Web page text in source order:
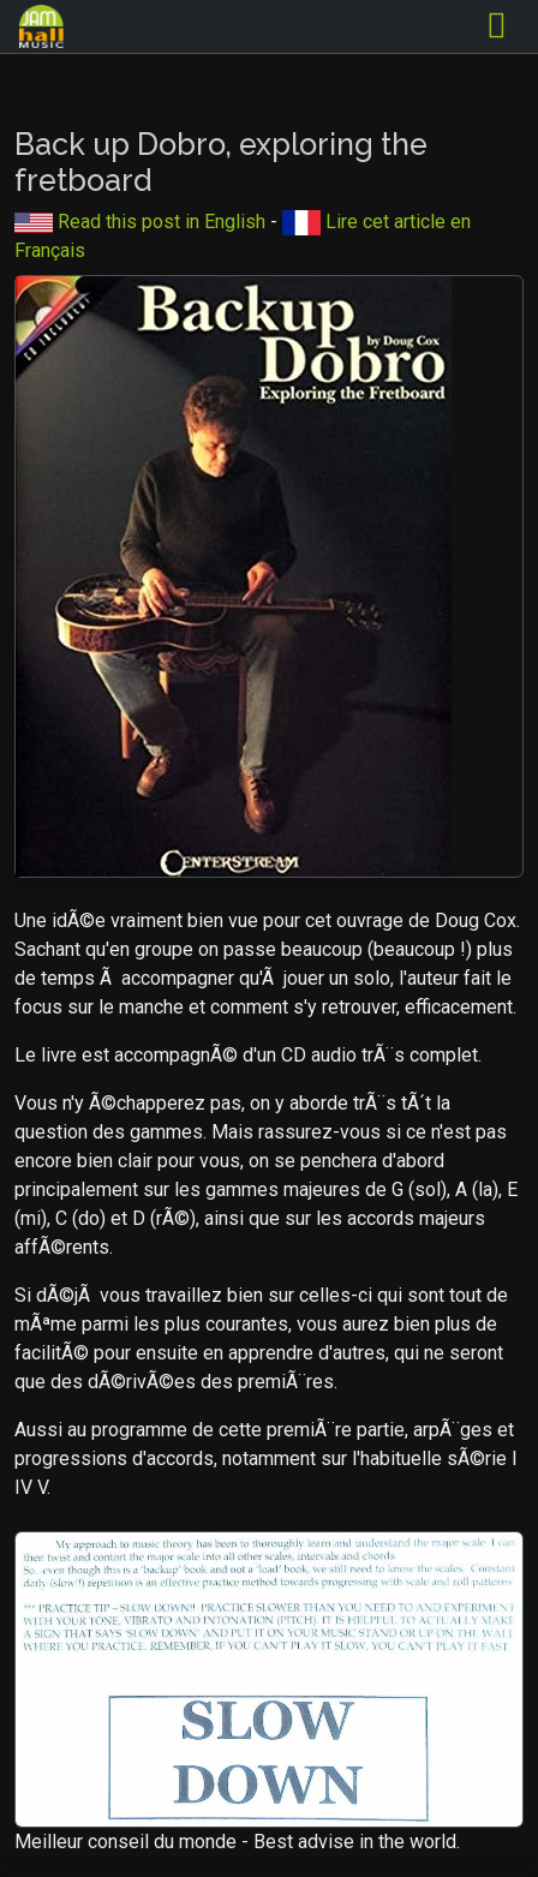
Back up Dobro, exploring the
fretboard
Read this post in English -
Lire cet article en
Français
Une idÃ©e vraiment bien vue pour cet ouvrage de Doug Cox.
Sachant qu'en groupe on passe beaucoup (beaucoup !) plus
de temps Ã accompagner qu'Ã jouer un solo, l'auteur fait le
focus sur le manche et comment s'y retrouver, efficacement.
Le livre est accompagnÃ© d'un CD audio trÃ¨s complet.
Vous n'y Ã©chapperez pas, on y aborde trÃ¨s tÃ´t la
question des gammes. Mais rassurez-vous si ce n'est pas
encore bien clair pour vous, on se penchera d'abord
principalement sur les gammes majeures de G (sol), A (la), E
(mi), C (do) et D (rÃ©), ainsi que sur les accords majeurs
affÃ©rents.
Si dÃ©jÃ vous travaillez bien sur celles-ci qui sont tout de
mÃªme parmi les plus courantes, vous aurez bien plus de
facilitÃ© pour ensuite en apprendre d'autres, qui ne seront
que des dÃ©rivÃ©es des premiÃ¨res.
Aussi au programme de cette premiÃ¨re partie, arpÃ¨ges et
progressions d'accords, notamment sur l'habituelle sÃ©rie I
IV V.
Meilleur conseil du monde - Best advise in the world.